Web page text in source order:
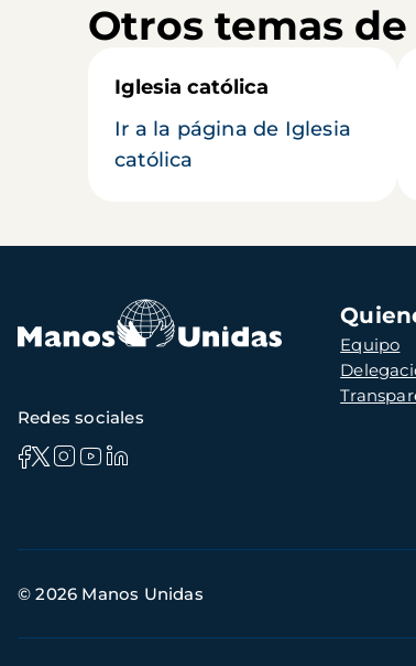
Otros temas
Iglesia católica
Ir a la página de Iglesia
católica
Navegación
principal
Equipo
Redes sociales
de
© 2026 Manos Unidas